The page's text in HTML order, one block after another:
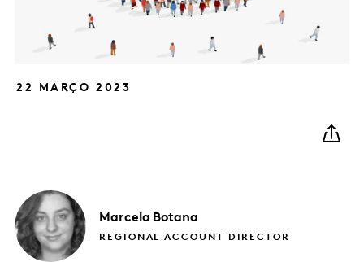
22 MARÇO 2023
Marcela Botana
REGIONAL ACCOUNT DIRECTOR